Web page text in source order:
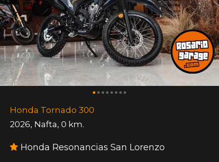
Honda Tornado 300
2026, Nafta, 0 km.
Honda Resonancias San Lorenzo